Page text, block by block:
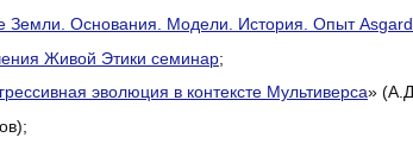
Земли. Основания. Модели. История. Опыт
Живой Этики семинар;
эволюция в контексте Мультиверса»